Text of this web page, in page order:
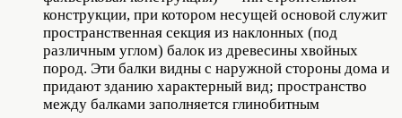
конструкции, при котором несущей основой служит
пространственная секция из наклонных (под
различным углом) балок из древесины хвойных
пород. Эти балки видны с наружной стороны дома и
придают зданию характерный вид; пространство
между балками заполняется глинобитным